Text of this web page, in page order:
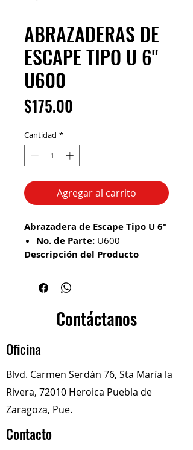
ABRAZADERAS DE
ESCAPE TIPO U 6"
U600
$175.00
Cantidad *
Agregar al carrito
Abrazadera de Escape Tipo U 6"
No. de Parte: U600
Descripción del Producto
"U" de alta resistencia, diseñada
principalmente para sistemas de
escape en camiones y vehículos
pesadosContáctanos
Oficina
Blvd. Carmen Serdán 76, Sta María la
Rivera, 72010 Heroica Puebla de
Zaragoza, Pue.
Contacto